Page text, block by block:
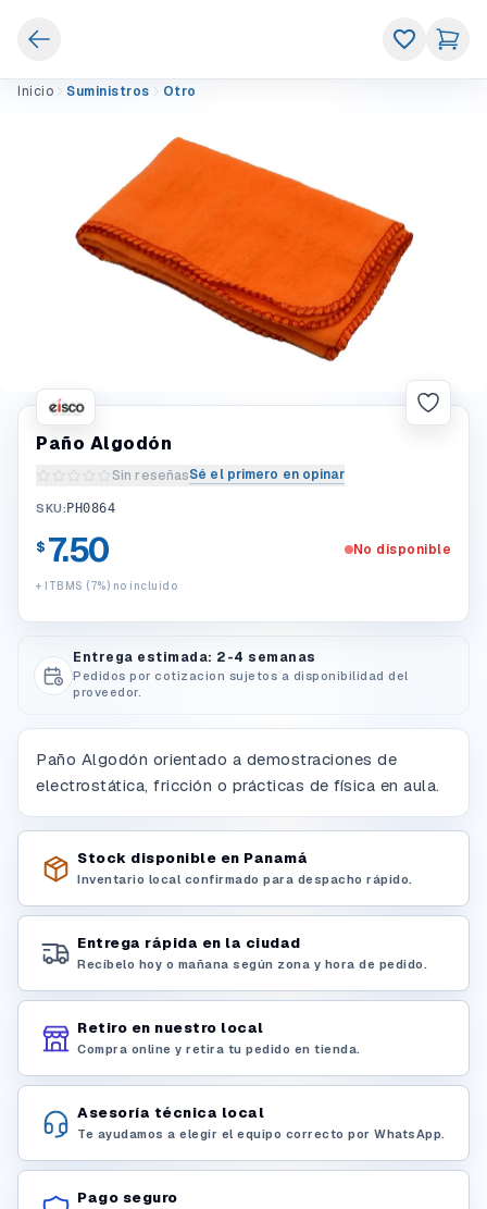
Inicio Suministros Otro
Paño Algodón
Sin reseñasSé el primero en opinar
Escribir una reseña del producto
SKU: PH0864
$ 7.50
+ ITBMS (7%) no incluido
No disponible
Entrega estimada: 2-4 semanas
Pedidos por cotizacion sujetos a disponibilidad del
proveedor.
Paño Algodón orientado a demostraciones de
electrostática, fricción o prácticas de física en aula.
Stock disponible en Panamá
Inventario local confirmado para despacho rápido.
Entrega rápida en la ciudad
Recíbelo hoy o mañana según zona y hora de pedido.
Retiro en nuestro local
Compra online y retira tu pedido en tienda.
Asesoría técnica local
Te ayudamos a elegir el equipo correcto por WhatsApp.
Pago seguro